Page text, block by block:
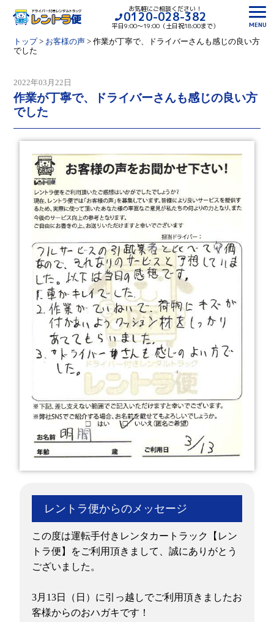
お気軽にご相談ください！
0120-028-382
平日9:00〜19:00（土日祝18:00まで）
MENU
トップ> お客様の声> 作業が丁寧で、ドライバーさんも感じの良い方
でした
2022年03月22日
作業が丁寧で、ドライバーさんも感じの良い方
でした
レントラ便からのメッセージ
この度は運転手付きレンタカートラック【レン
トラ便】をご利用頂きまして、誠にありがとう
ございました。
3月13日（日）に引っ越しでご利用頂きましたお
客様からのおハガキです！